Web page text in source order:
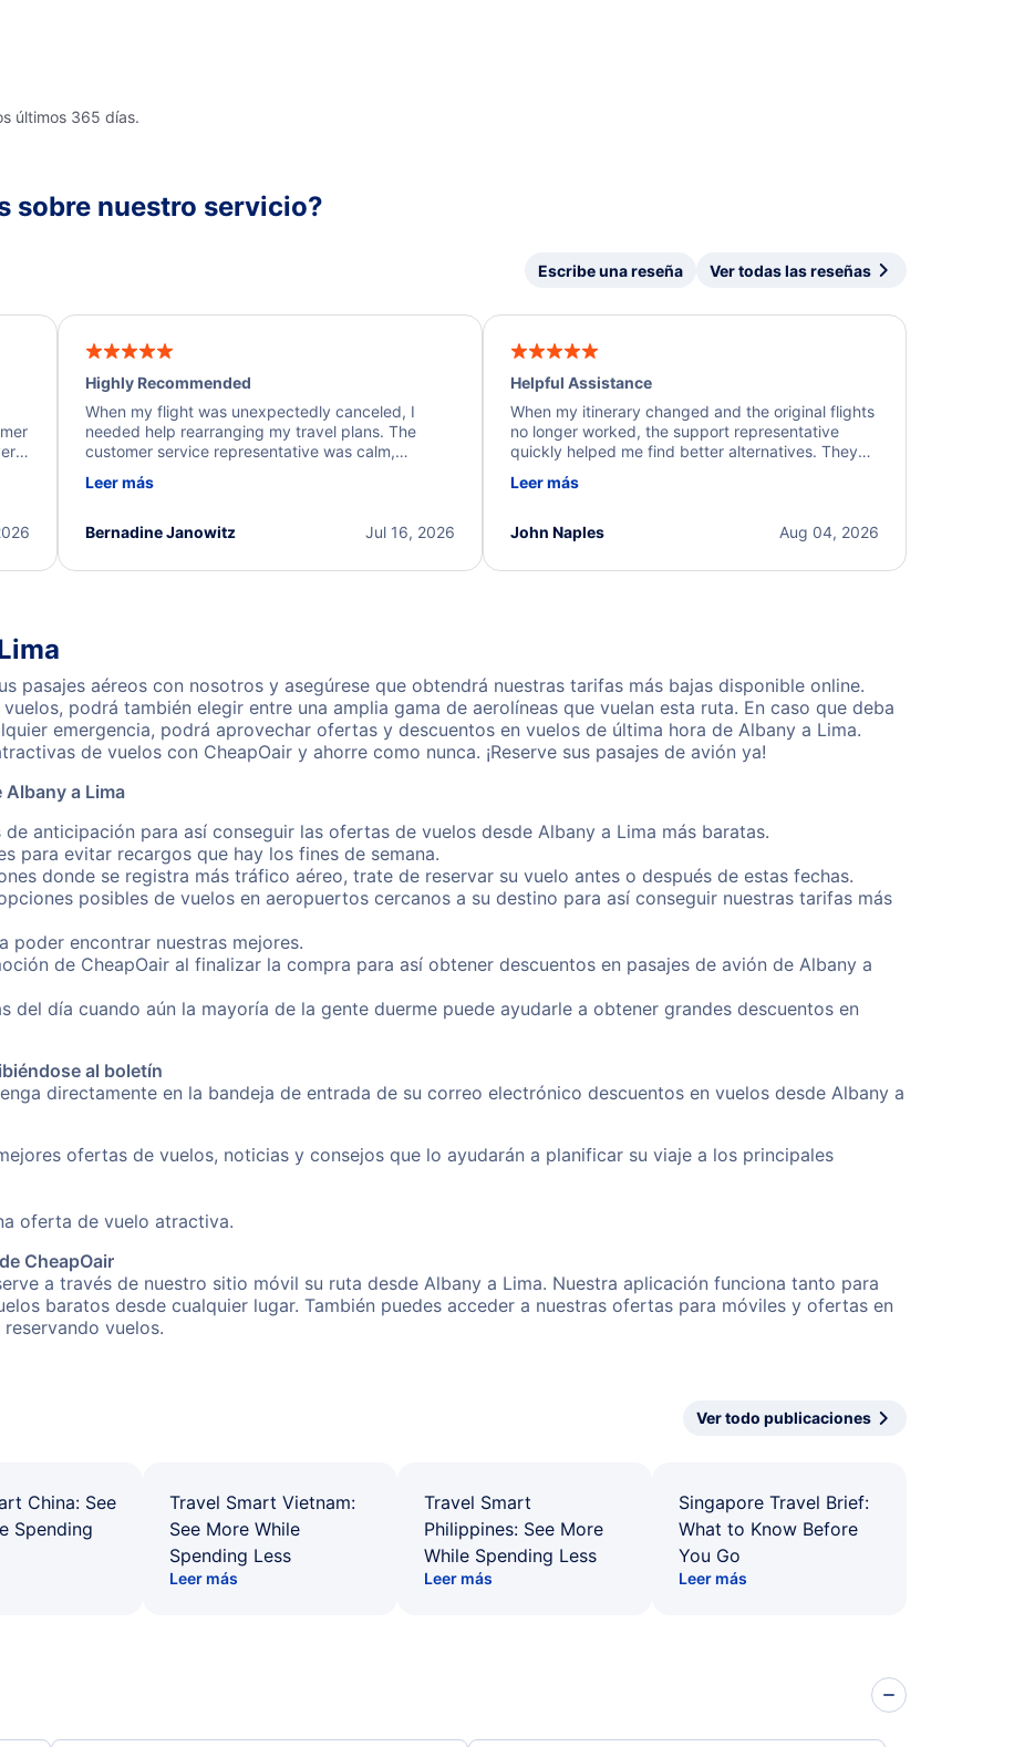
últimos 365 días.
sobre nuestro servicio?
Escribe una reseña Ver todas las reseñas
Highly Recommended
When my flight was unexpectedly canceled, I
needed help rearranging my travel plans. The
customer service representative was calm,
process. They quickly found alternative flight
I truly appreciate the excellent support and
Leer más
Jul 16, 2026
Bernadine Janowitz
Helpful Assistance
When my itinerary changed and the original flights
no longer worked, the support representative
quickly helped me find better alternatives. They
beyond to resolve the issue. I'm grateful for the
Leer más
Aug 04, 2026
John Naples
pasajes aéreos con nosotros y asegúrese que obtendrá nuestras tarifas más bajas disponible online.
podrá también elegir entre una amplia gama de aerolíneas que vuelan esta ruta. En caso que deba
emergencia, podrá aprovechar ofertas y descuentos en vuelos de última hora de Albany a Lima.
de vuelos con CheapOair y ahorre como nunca. ¡Reserve sus pasajes de avión ya!
a Lima
de anticipación para así conseguir las ofertas de vuelos desde Albany a Lima más baratas.
para evitar recargos que hay los fines de semana.
donde se registra más tráfico aéreo, trate de reservar su vuelo antes o después de estas fechas.
posibles de vuelos en aeropuertos cercanos a su destino para así conseguir nuestras tarifas más
poder encontrar nuestras mejores.
de CheapOair al finalizar la compra para así obtener descuentos en pasajes de avión de Albany a
del día cuando aún la mayoría de la gente duerme puede ayudarle a obtener grandes descuentos en
al boletín
directamente en la bandeja de entrada de su correo electrónico descuentos en vuelos desde Albany a
ofertas de vuelos, noticias y consejos que lo ayudarán a planificar su viaje a los principales
oferta de vuelo atractiva.
CheapOair
a través de nuestro sitio móvil su ruta desde Albany a Lima. Nuestra aplicación funciona tanto para
baratos desde cualquier lugar. También puedes acceder a nuestras ofertas para móviles y ofertas en
vuelos.
Ver todo publicaciones
China: See
Spending
Travel Smart Vietnam:
See More While
Spending Less
Leer más
Travel Smart
Philippines: See More
While Spending Less
Leer más
Singapore Travel Brief:
What to Know Before
You Go
Leer más